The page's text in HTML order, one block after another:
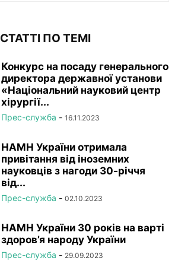
СТАТТІ ПО ТЕМІ
Конкурс на посаду генерального
директора державної установи
«Національний науковий центр
хірургії...
Прес-служба - 16.11.2023
НАМН України отримала
привітання від іноземних
науковців з нагоди 30-річчя
від...
Прес-служба - 02.10.2023
НАМН України 30 років на варті
здоров’я народу України
Прес-служба - 29.09.2023